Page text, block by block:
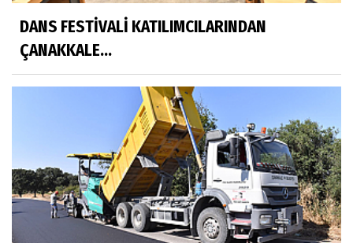
DANS FESTİVALİ KATILIMCILARINDAN
ÇANAKKALE...